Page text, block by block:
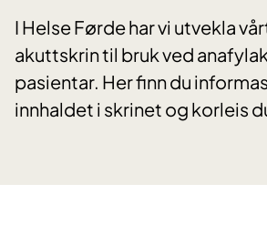
I Helse Førde har vi utvekla
akuttskrin til bruk ved
pasientar. Her finn du
innhaldet i skrinet og korleis